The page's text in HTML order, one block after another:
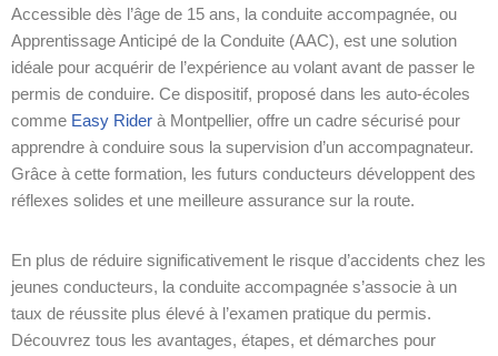
Accessible dès l’âge de 15 ans, la conduite accompagnée, ou
Apprentissage Anticipé de la Conduite (AAC), est une solution
idéale pour acquérir de l’expérience au volant avant de passer le
permis de conduire. Ce dispositif, proposé dans les auto-écoles
comme Easy Rider à Montpellier, offre un cadre sécurisé pour
apprendre à conduire sous la supervision d’un accompagnateur.
Grâce à cette formation, les futurs conducteurs développent des
réflexes solides et une meilleure assurance sur la route.
En plus de réduire significativement le risque d’accidents chez les
jeunes conducteurs, la conduite accompagnée s’associe à un
taux de réussite plus élevé à l’examen pratique du permis.
Découvrez tous les avantages, étapes, et démarches pour